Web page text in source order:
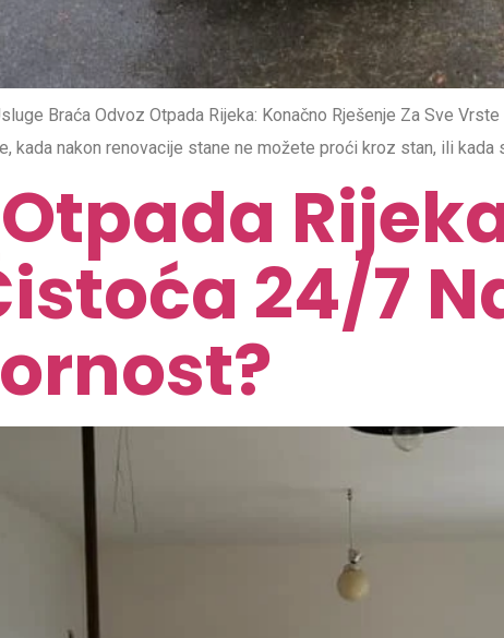
Braća Odvoz Otpada Rijeka: Konačno Rješenje Za Sve
kada nakon renovacije stane ne možete proći kroz stan, ili kada
24/7